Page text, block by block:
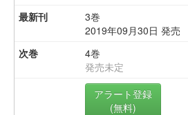
3巻
2019年09月30日 発売
4巻
発売未定
アラート登録
(無料)